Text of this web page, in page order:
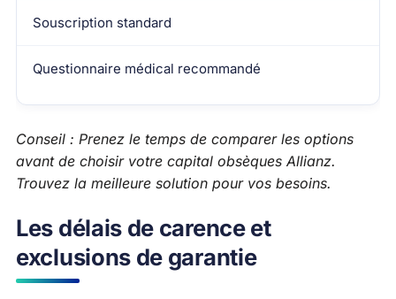
Souscription standard
Questionnaire médical recommandé
Conseil : Prenez le temps de comparer les options
avant de choisir votre capital obsèques Allianz.
Trouvez la meilleure solution pour vos besoins.
Les délais de carence et
exclusions de garantie